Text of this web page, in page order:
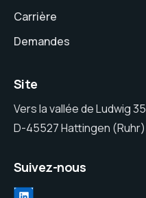
Carrière
Demandes
Site
Vers la vallée de Ludwig 35
D-45527 Hattingen (Ruhr)
Suivez-nous